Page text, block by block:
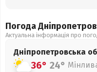
Погода
Актуальна інформація про
Дніпропетровська
36° 24°